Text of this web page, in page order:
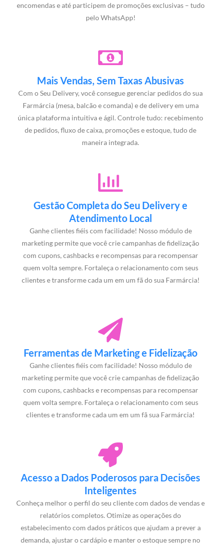
encomendas e até participem de promoções exclusivas – tudo
pelo WhatsApp!
Mais Vendas, Sem Taxas Abusivas
Com o Seu Delivery, você consegue gerenciar pedidos do sua
Farmárcia (mesa, balcão e comanda) e de delivery em uma
única plataforma intuitiva e ágil. Controle tudo: recebimento
de pedidos, fluxo de caixa, promoções e estoque, tudo de
maneira integrada.
Gestão Completa do Seu Delivery e
Atendimento Local
Ganhe clientes fiéis com facilidade! Nosso módulo de
marketing permite que você crie campanhas de fidelização
com cupons, cashbacks e recompensas para recompensar
quem volta sempre. Fortaleça o relacionamento com seus
clientes e transforme cada um em um fã do sua Farmárcia!
Ferramentas de Marketing e Fidelização
Ganhe clientes fiéis com facilidade! Nosso módulo de
marketing permite que você crie campanhas de fidelização
com cupons, cashbacks e recompensas para recompensar
quem volta sempre. Fortaleça o relacionamento com seus
clientes e transforme cada um em um fã sua Farmárcia!
Acesso a Dados Poderosos para Decisões
Inteligentes
Conheça melhor o perfil do seu cliente com dados de vendas e
relatórios completos. Otimize as operações do
estabelecimento com dados práticos que ajudam a prever a
demanda, ajustar o cardápio e manter o estoque sempre no